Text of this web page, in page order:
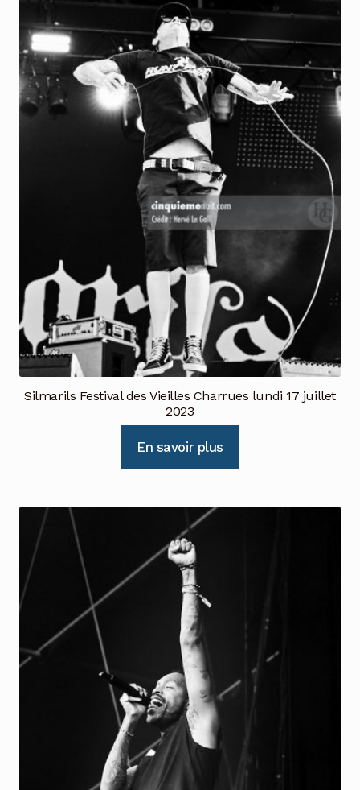
Silmarils Festival des Vieilles Charrues lundi 17 juillet
2023
En savoir plus